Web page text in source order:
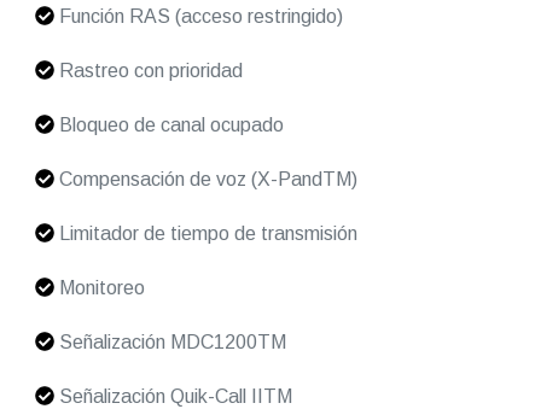
Función RAS (acceso restringido)
Rastreo con prioridad
Bloqueo de canal ocupado
Compensación de voz (X-PandTM)
Limitador de tiempo de transmisión
Monitoreo
Señalización MDC1200TM
Señalización Quik-Call IITM